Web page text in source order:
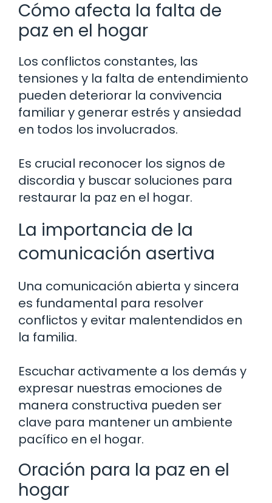
Cómo afecta la falta de
paz en el hogar
Los conflictos constantes, las
tensiones y la falta de entendimiento
pueden deteriorar la convivencia
familiar y generar estrés y ansiedad
en todos los involucrados.
Es crucial reconocer los signos de
discordia y buscar soluciones para
restaurar la paz en el hogar.
La importancia de la
comunicación asertiva
Una comunicación abierta y sincera
es fundamental para resolver
conflictos y evitar malentendidos en
la familia.
Escuchar activamente a los demás y
expresar nuestras emociones de
manera constructiva pueden ser
clave para mantener un ambiente
pacífico en el hogar.
Oración para la paz en el
hogar